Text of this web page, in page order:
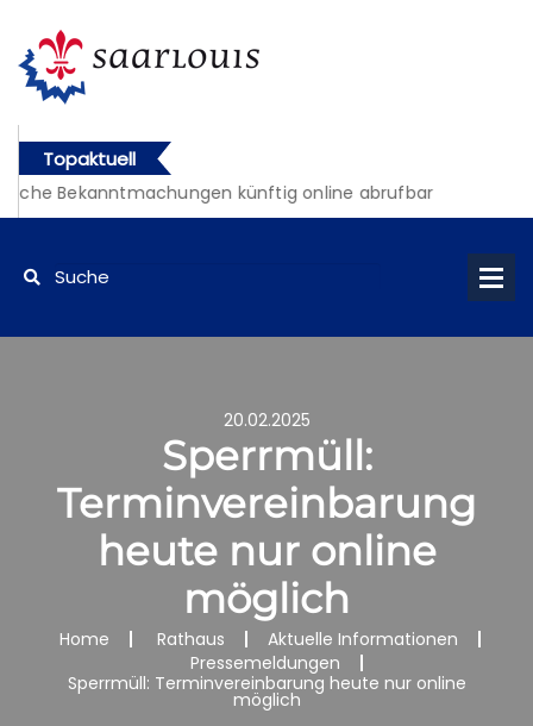
Topaktuell
Bekanntmachungen künftig online abrufbar
20.02.2025
Sperrmüll:
Terminvereinbarung
heute nur online
möglich
Home Rathaus
Aktuelle Informationen
Pressemeldungen
Sperrmüll: Terminvereinbarung heute nur online
möglich